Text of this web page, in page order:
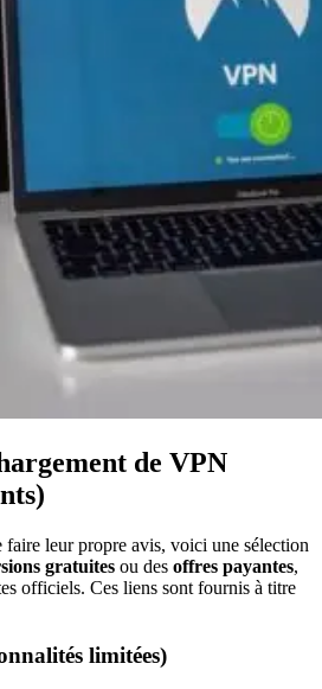
de VPN
faire leur propre avis, voici une sélection
gratuites ou des offres payantes,
officiels. Ces liens sont fournis à titre
limitées)